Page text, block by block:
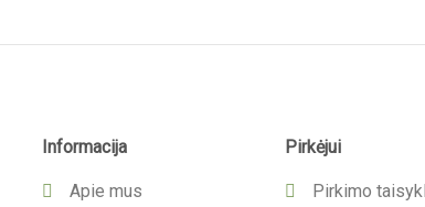
Informacija
Apie mus
Pirkėjui
Pirkimo